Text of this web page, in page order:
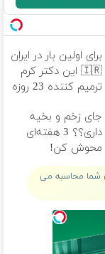
برای اولین بار در ایران
🇮🇷 این دکتر کرم
ترمیم کننده 23 روزه
جای زخم و بخیه
داری؟؟ 3 هفته‌ای
محوش کن!
شما محاسبه می